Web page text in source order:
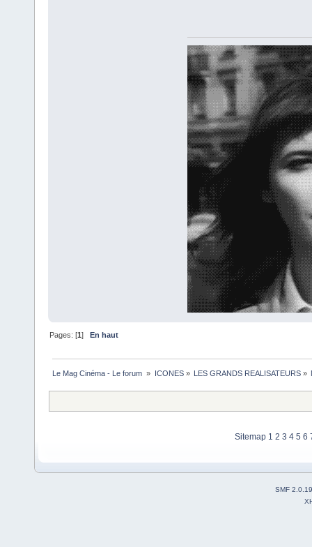
Pages: [1]En haut
Le Mag Cinéma - Le forum » ICONES» LES GRANDS REALISATEURS»
Sitemap 1 2 3 4 5 6
SMF 2.0.19